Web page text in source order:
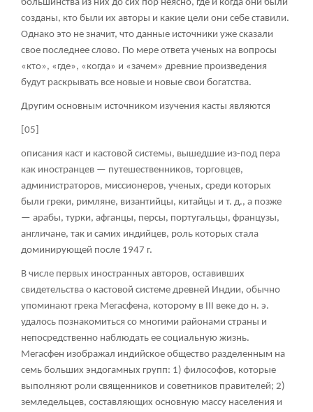
большинства из них до сих пор неясно, где и когда они были
созданы, кто были их авторы и какие цели они себе ставили.
Однако это не значит, что данные источники уже сказали
свое последнее слово. По мере ответа ученых на вопросы
«кто», «где», «когда» и «зачем» древние произведения
будут раскрывать все новые и новые свои богатства.
Другим основным источником изучения касты являются
[05]
описания каст и кастовой системы, вышедшие из-под пера
как иностранцев — путешественников, торговцев,
администраторов, миссионеров, ученых, среди которых
были греки, римляне, византийцы, китайцы и т. д., а позже
— арабы, турки, афганцы, персы, португальцы, французы,
англичане, так и самих индийцев, роль которых стала
доминирующей после 1947 г.
В числе первых иностранных авторов, оставивших
свидетельства о кастовой системе древней Индии, обычно
упоминают грека Мегасфена, которому в III веке до н. э.
удалось познакомиться со многими районами страны и
непосредственно наблюдать ее социальную жизнь.
Мегасфен изображал индийское общество разделенным на
семь больших эндогамных групп: 1) философов, которые
выполняют роли священников и советников правителей; 2)
земледельцев, составляющих основную массу населения и